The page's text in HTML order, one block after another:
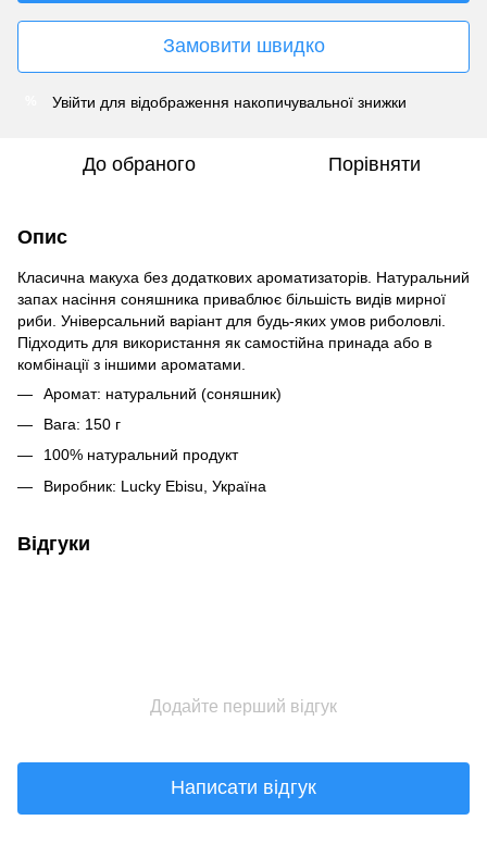
Замовити швидко
Увійти для відображення накопичувальної знижки
До обраного Порівняти
Опис
Класична макуха без додаткових ароматизаторів. Натуральний
запах насіння соняшника приваблює більшість видів мирної
риби. Універсальний варіант для будь-яких умов риболовлі.
Підходить для використання як самостійна принада або в
комбінації з іншими ароматами.
Аромат: натуральний (соняшник)
Вага: 150 г
100% натуральний продукт
Виробник: Lucky Ebisu, Україна
Відгуки
Додайте перший відгук
Написати відгук